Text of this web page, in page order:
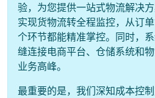
验，为您提供一站式物流解决
实现货物流转全程监控，从订
个环节都能精准掌控。同时，
缝连接电商平台、仓储系统和
业务高峰。
最重要的是，我们深知成本控